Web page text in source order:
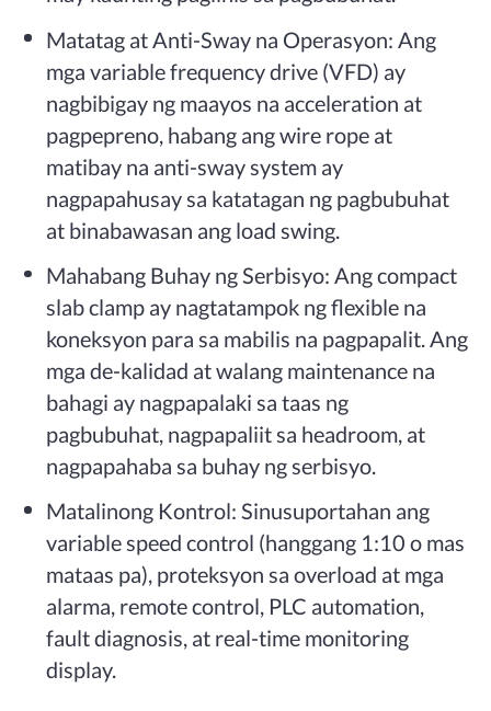
Matatag at Anti-Sway na Operasyon: Ang
mga variable frequency drive (VFD) ay
nagbibigay ng maayos na acceleration at
pagpepreno, habang ang wire rope at
matibay na anti-sway system ay
nagpapahusay sa katatagan ng pagbubuhat
at binabawasan ang load swing.
Mahabang Buhay ng Serbisyo: Ang compact
slab clamp ay nagtatampok ng flexible na
koneksyon para sa mabilis na pagpapalit. Ang
mga de-kalidad at walang maintenance na
bahagi ay nagpapalaki sa taas ng
pagbubuhat, nagpapaliit sa headroom, at
nagpapahaba sa buhay ng serbisyo.
Matalinong Kontrol: Sinusuportahan ang
variable speed control (hanggang 1:10 o mas
mataas pa), proteksyon sa overload at mga
alarma, remote control, PLC automation,
fault diagnosis, at real-time monitoring
display.